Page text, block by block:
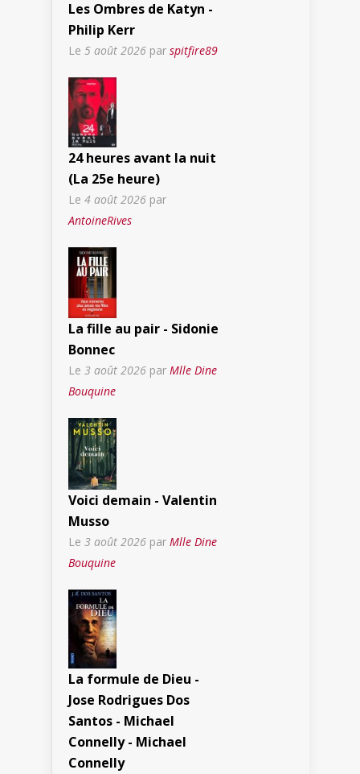
Les Ombres de Katyn -
Philip Kerr
Le 5 août 2026 par spitfire89
24 heures avant la nuit
(La 25e heure)
Le 4 août 2026 par
AntoineRives
La fille au pair - Sidonie
Bonnec
Le 3 août 2026 par Mlle Dine
Bouquine
Voici demain - Valentin
Musso
Le 3 août 2026 par Mlle Dine
Bouquine
La formule de Dieu -
Jose Rodrigues Dos
Santos - Michael
Connelly - Michael
Connelly